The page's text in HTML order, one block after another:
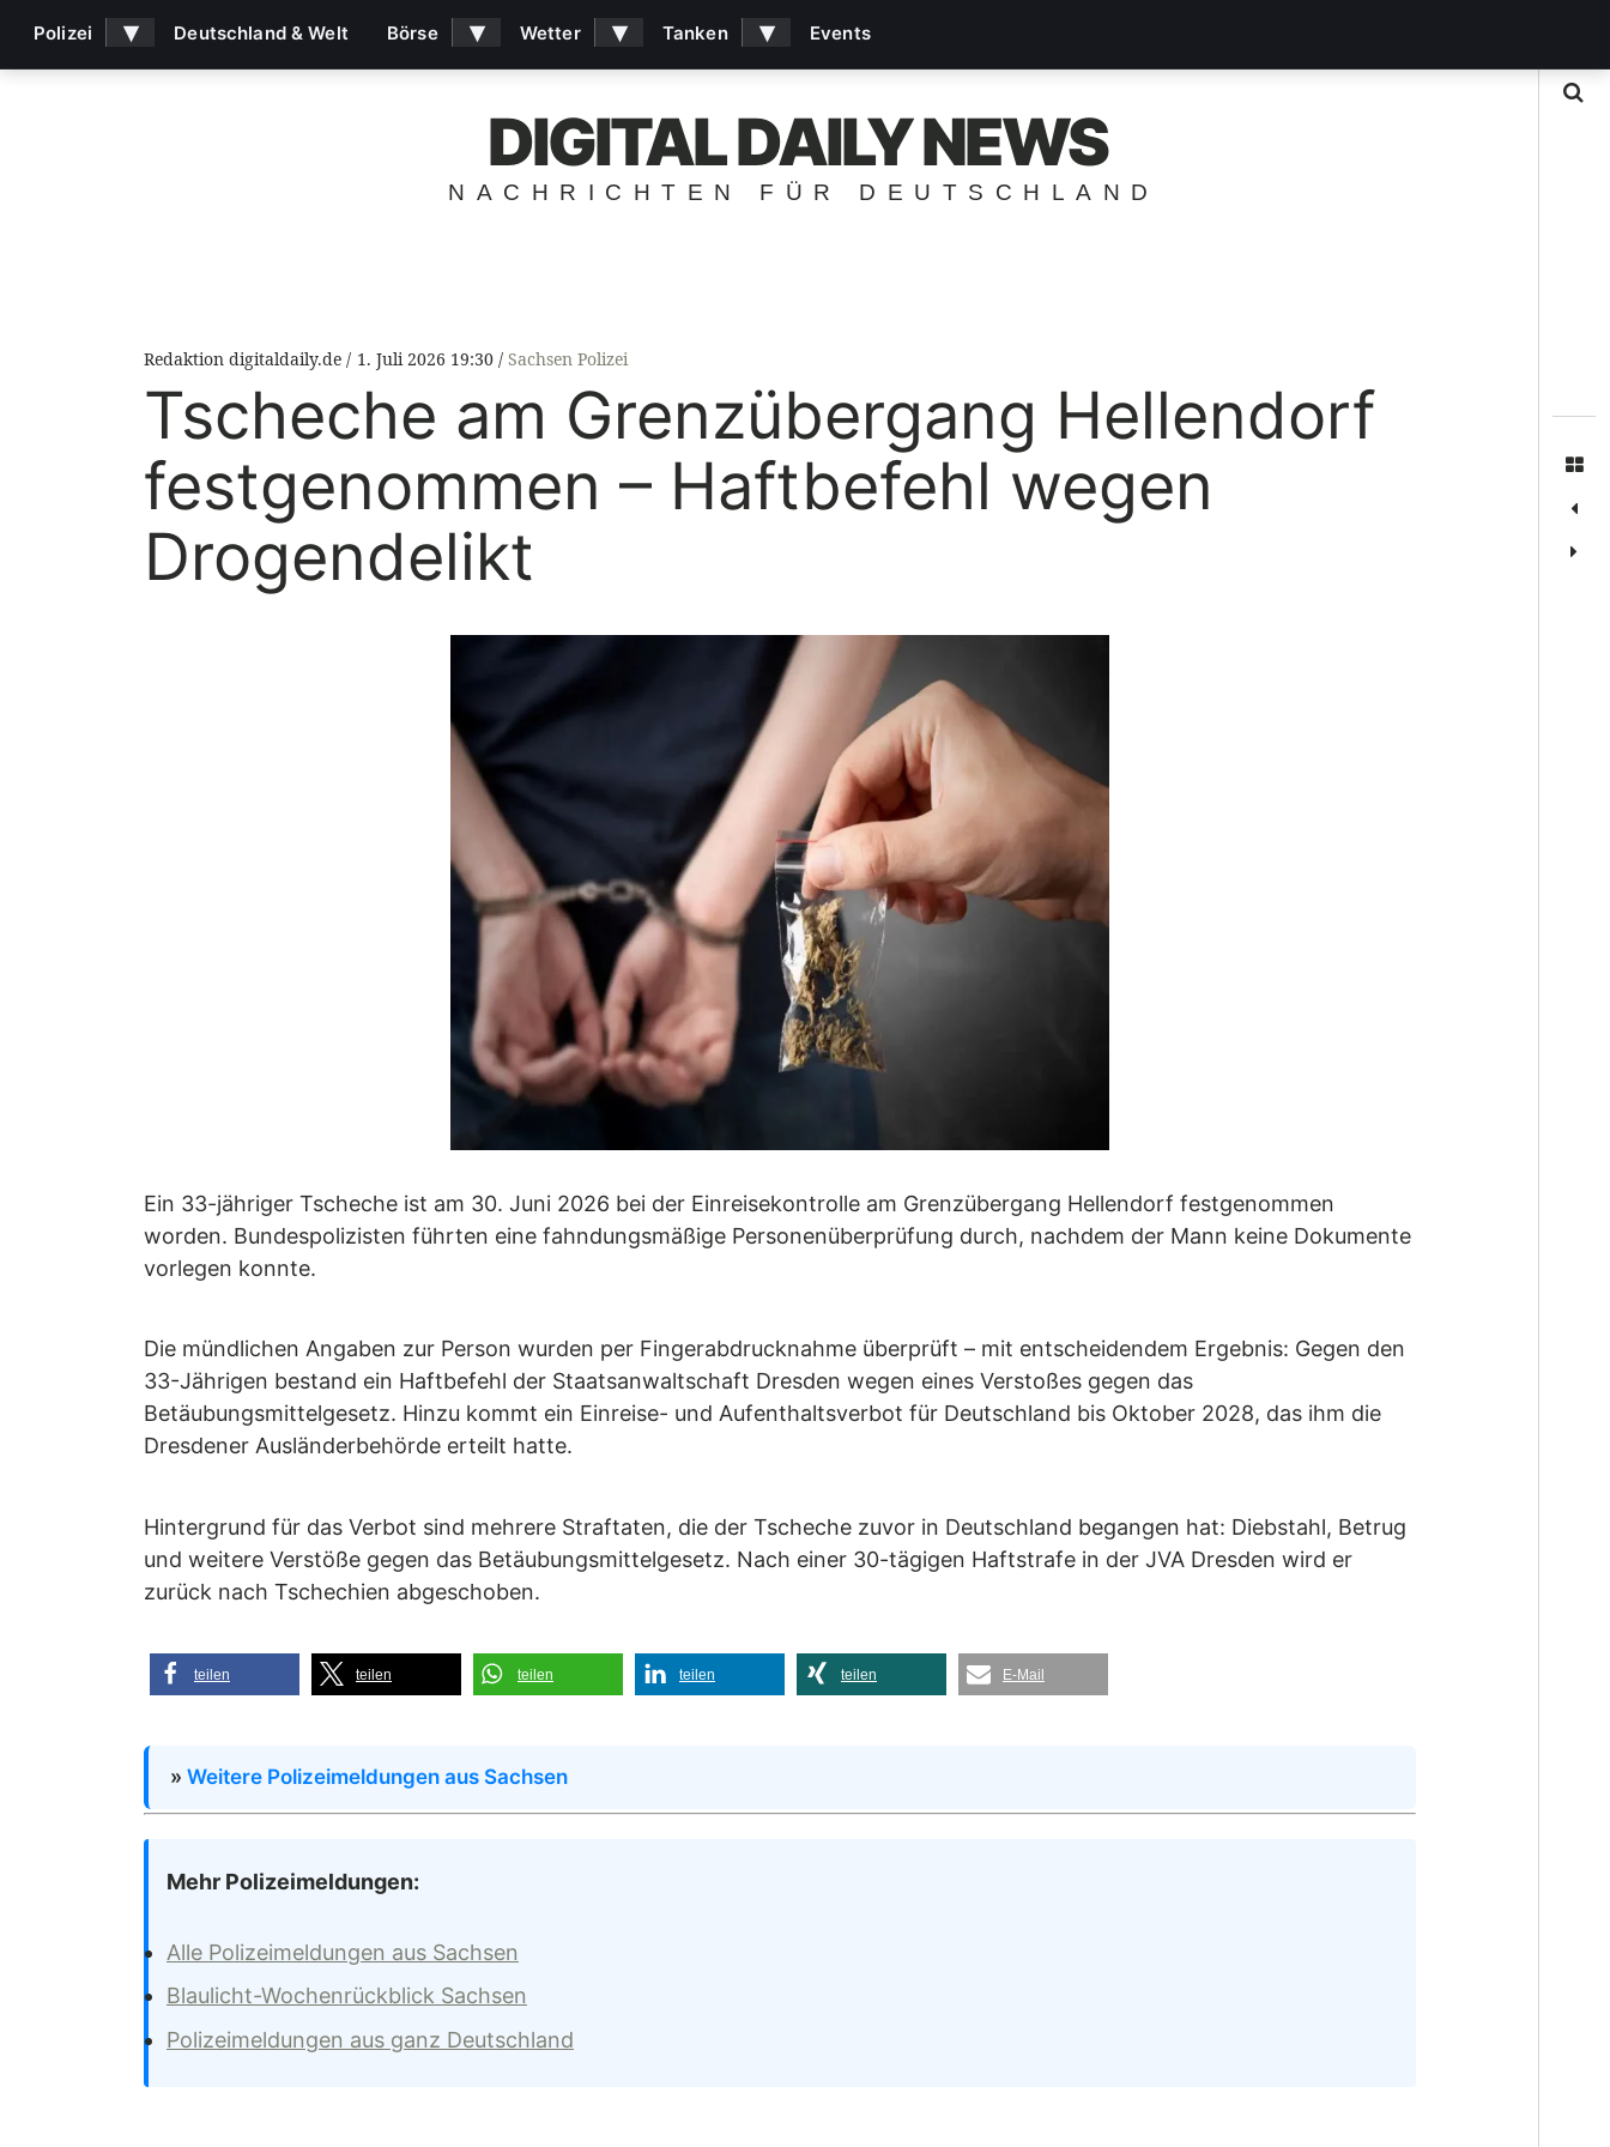
DIGITAL DAILY NEWS
NACHRICHTEN FÜR DEUTSCHLAND
Redaktion digitaldaily.de 1. Juli 2026 19:30 Sachsen Polizei
Tscheche am Grenzübergang Hellendorf
festgenommen – Haftbefehl wegen
Drogendelikt
Ein 33-jähriger Tscheche ist am 30. Juni 2026 bei der Einreisekontrolle am Grenzübergang Hellendorf festgenommen
worden. Bundespolizisten führten eine fahndungsmäßige Personenüberprüfung durch, nachdem der Mann keine Dokumente
vorlegen konnte.
Die mündlichen Angaben zur Person wurden per Fingerabdrucknahme überprüft – mit entscheidendem Ergebnis: Gegen den
33-Jährigen bestand ein Haftbefehl der Staatsanwaltschaft Dresden wegen eines Verstoßes gegen das
Betäubungsmittelgesetz. Hinzu kommt ein Einreise- und Aufenthaltsverbot für Deutschland bis Oktober 2028, das ihm die
Dresdener Ausländerbehörde erteilt hatte.
Hintergrund für das Verbot sind mehrere Straftaten, die der Tscheche zuvor in Deutschland begangen hat: Diebstahl, Betrug
und weitere Verstöße gegen das Betäubungsmittelgesetz. Nach einer 30-tägigen Haftstrafe in der JVA Dresden wird er
zurück nach Tschechien abgeschoben.
teilen teilen teilen teilen teilen E-Mail
» Weitere Polizeimeldungen aus Sachsen
Mehr Polizeimeldungen:
Alle Polizeimeldungen aus Sachsen
Blaulicht-Wochenrückblick Sachsen
Polizeimeldungen aus ganz Deutschland
Polizei ▾ Deutschland & Welt Börse ▾ Wetter ▾ Tanken ▾ Events